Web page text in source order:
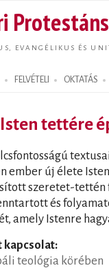
EVANGÉLIKUS ÉS
FELVÉTELI OKTATÁS
Isten tettére
ember új élete
szeretet-tettén
és
amely Istenre
kapcsolat:
teológia körében